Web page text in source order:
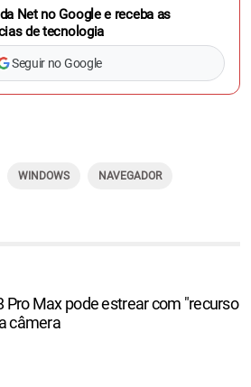
Net no Google e receba as
de tecnologia
Seguir no Google
WINDOWS NAVEGADOR
Pro Max pode estrear com "recurso
câmera